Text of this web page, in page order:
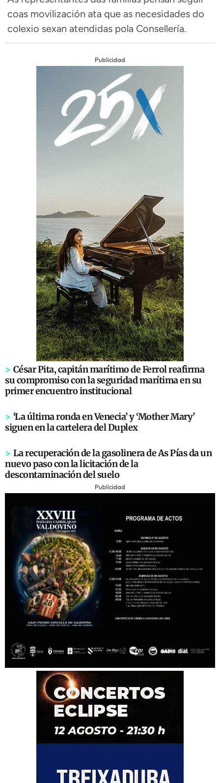
coas movilización ata que as necesidades do
colexio sexan atendidas pola Consellería.
Publicidad
> César Pita, capitán marítimo de Ferrol reafirma
su compromiso con la seguridad marítima en su
primer encuentro institucional
> ‘La última ronda en Venecia’ y ‘Mother Mary’
siguen en la cartelera del Duplex
> La recuperación de la gasolinera de As Pías da un
nuevo paso con la licitación de la
descontaminación del suelo
Publicidad